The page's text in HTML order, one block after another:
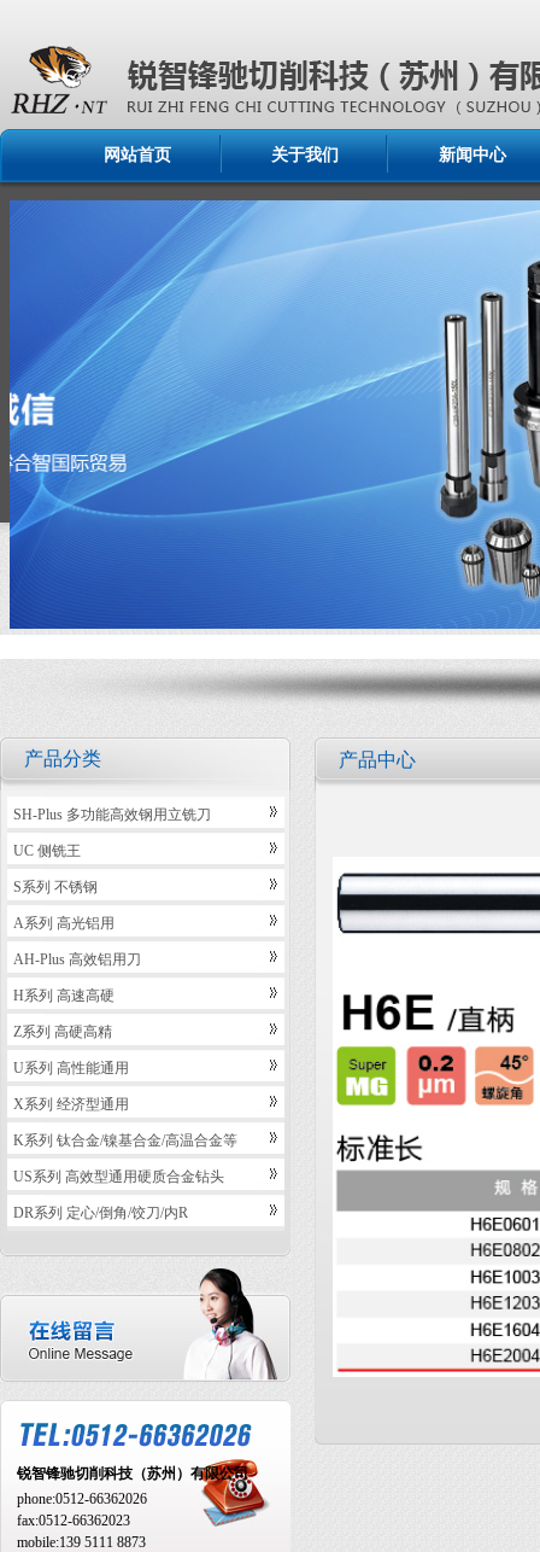
网站首页 关于我们 新闻中心
产品分类
SH-Plus 多功能高效钢用立铣刀
UC 侧铣王
S系列 不锈钢
A系列 高光铝用
AH-Plus 高效铝用刀
H系列 高速高硬
Z系列 高硬高精
U系列 高性能通用
X系列 经济型通用
K系列 钛合金/镍基合金/高温合金等
US系列 高效型通用硬质合金钻头
DR系列 定心/倒角/饺刀/内R
锐智锋驰切削科技（苏州）有限公司
phone:0512-66362026
fax:0512-66362023
mobile:139 5111 8873
产品中心